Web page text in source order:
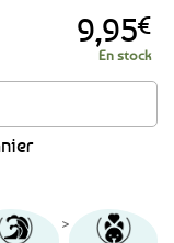
>
9,95€
En stock
et huile de coco BIO